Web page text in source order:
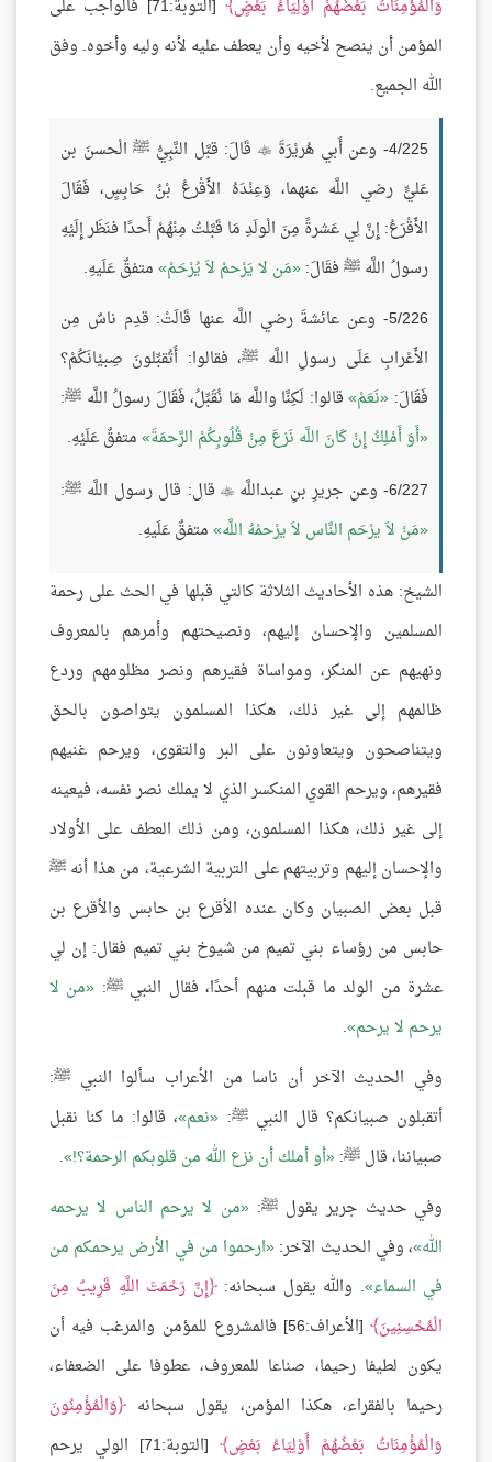
وَالْمُؤْمِنَاتُ بَعْضُهُمْ أَوْلِيَاءُ بَعْضٍ
[التوبة:71] فالواجب على
المؤمن أن ينصح لأخيه وأن يعطف عليه لأنه وليه وأخوه. وفق
الله الجميع.
4/225- وعن أَبي هُريْرَةَ قَالَ: قبَّل النَّبِيُّ ﷺ الْحسنَ بن
عَليٍّ رضي اللَّه عنهما، وَعِنْدَهُ الأَقْرعُ بْنُ حَابِسٍ، فَقَالَ
الأَقْرَعُ: إِنَّ لِي عَشرةً مِنَ الْولَدِ مَا قَبَّلتُ مِنْهُمْ أَحدًا فنَظَر إِلَيْهِ
رسولُ اللَّه ﷺ فقَالَ: مَن لا يَرْحمْ لاَ يُرْحَمْ متفقٌ عَلَيهِ.
5/226- وعن عائشةَ رضي اللَّه عنها قَالَتْ: قدِم ناسٌ مِن
الأَعْرابِ عَلَى رسولِ اللَّه ﷺ، فقالوا: أَتُقبِّلونَ صِبيْانَكُمْ؟
فَقَالَ: نَعَمْ قالوا: لَكِنَّا واللَّه مَا نُقَبِّلُ، فَقَالَ رسولُ اللَّه ﷺ:
أَوَ أَمْلِكُ إِنْ كَانَ اللَّه نَزعَ مِنْ قُلُوبِكُمْ الرَّحمَةَ متفقٌ عَلَيْهِ.
6/227- وعن جريرِ بنِ عبداللَّه
 قال: قال رسول اللَّه ﷺ:
مَنْ لاَ يرْحَم النَّاس لاَ يرْحمْهُ اللَّه متفقٌ عَلَيهِ.
الشيخ: هذه الأحاديث الثلاثة كالتي قبلها في الحث على رحمة
المسلمين والإحسان إليهم، ونصيحتهم وأمرهم بالمعروف
ونهيهم عن المنكر، ومواساة فقيرهم ونصر مظلومهم وردع
ظالمهم إلى غير ذلك، هكذا المسلمون يتواصون بالحق
ويتناصحون ويتعاونون على البر والتقوى، ويرحم غنيهم
فقيرهم، ويرحم القوي المنكسر الذي لا يملك نصر نفسه، فيعينه
إلى غير ذلك، هكذا المسلمون، ومن ذلك العطف على الأولاد
والإحسان إليهم وتربيتهم على التربية الشرعية، من هذا أنه ﷺ
قبل بعض الصبيان وكان عنده الأقرع بن حابس والأقرع بن
حابس من رؤساء بني تميم من شيوخ بني تميم فقال: إن لي
عشرة من الولد ما قبلت منهم أحدًا، فقال النبي ﷺ: من لا
يرحم لا يرحم .
وفي الحديث الآخر أن ناسا من الأعراب سألوا النبي ﷺ:
أتقبلون صبيانكم؟ قال النبي ﷺ:
نعم ، قالوا: ما كنا نقبل
صبياننا، قال ﷺ: أو أملك أن نزع الله من قلوبكم الرحمة؟! .
وفي حديث جرير يقول ﷺ: من لا يرحم الناس لا يرحمه
الله ، وفي الحديث الآخر: ارحموا من في الأرض يرحمكم من
في السماء . والله يقول سبحانه: إِنَّ رَحْمَتَ اللَّهِ قَرِيبٌ مِنَ
الْمُحْسِنِينَ
[الأعراف:56] فالمشروع للمؤمن والمرغب فيه أن
يكون لطيفا رحيما، صناعا للمعروف، عطوفا على الضعفاء،
رحيما بالفقراء، هكذا المؤمن، يقول سبحانه
وَالْمُؤْمِنُونَ
وَالْمُؤْمِنَاتُ بَعْضُهُمْ أَوْلِيَاءُ بَعْضٍ
[التوبة:71] الولي يرحم